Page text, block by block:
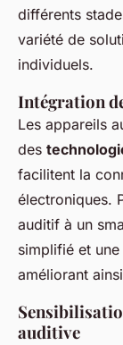
différents
variété de
individuels.
Intégration
Les appareils
des
facilitent la
électroniques.
auditif à un
simplifié et
améliorant
auditive